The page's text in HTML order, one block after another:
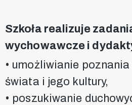
Szkoła realizuje
wychowawcze i
• umożliwianie
świata i jego kultury,
• poszukiwanie